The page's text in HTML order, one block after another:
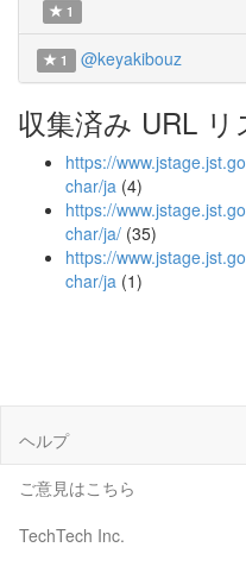
1
1 @keyakibouz
収集済み URL リ
https://
char/ja (4)
https://
char/ja/ (35)
https://
char/ja (1)
ヘルプ
ご意見はこちら
TechTech Inc.